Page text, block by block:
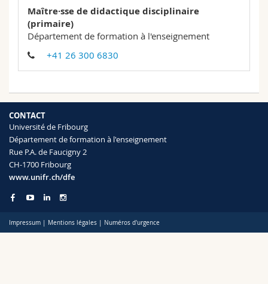
Sciences et médecine
Interfacultaire
Collaborateurs
Doctorants
Webmail
Programme des cours
MyUnifr
Maître·sse de didactique disciplinaire
(primaire)
Département de formation à l'enseignement
+41 26 300 6830
CONTACT
Université de Fribourg
Département de formation à l'enseignement
Rue P.A. de Faucigny 2
CH-1700 Fribourg
www.unifr.ch/dfe
Impressum | Mentions légales | Numéros d'urgence